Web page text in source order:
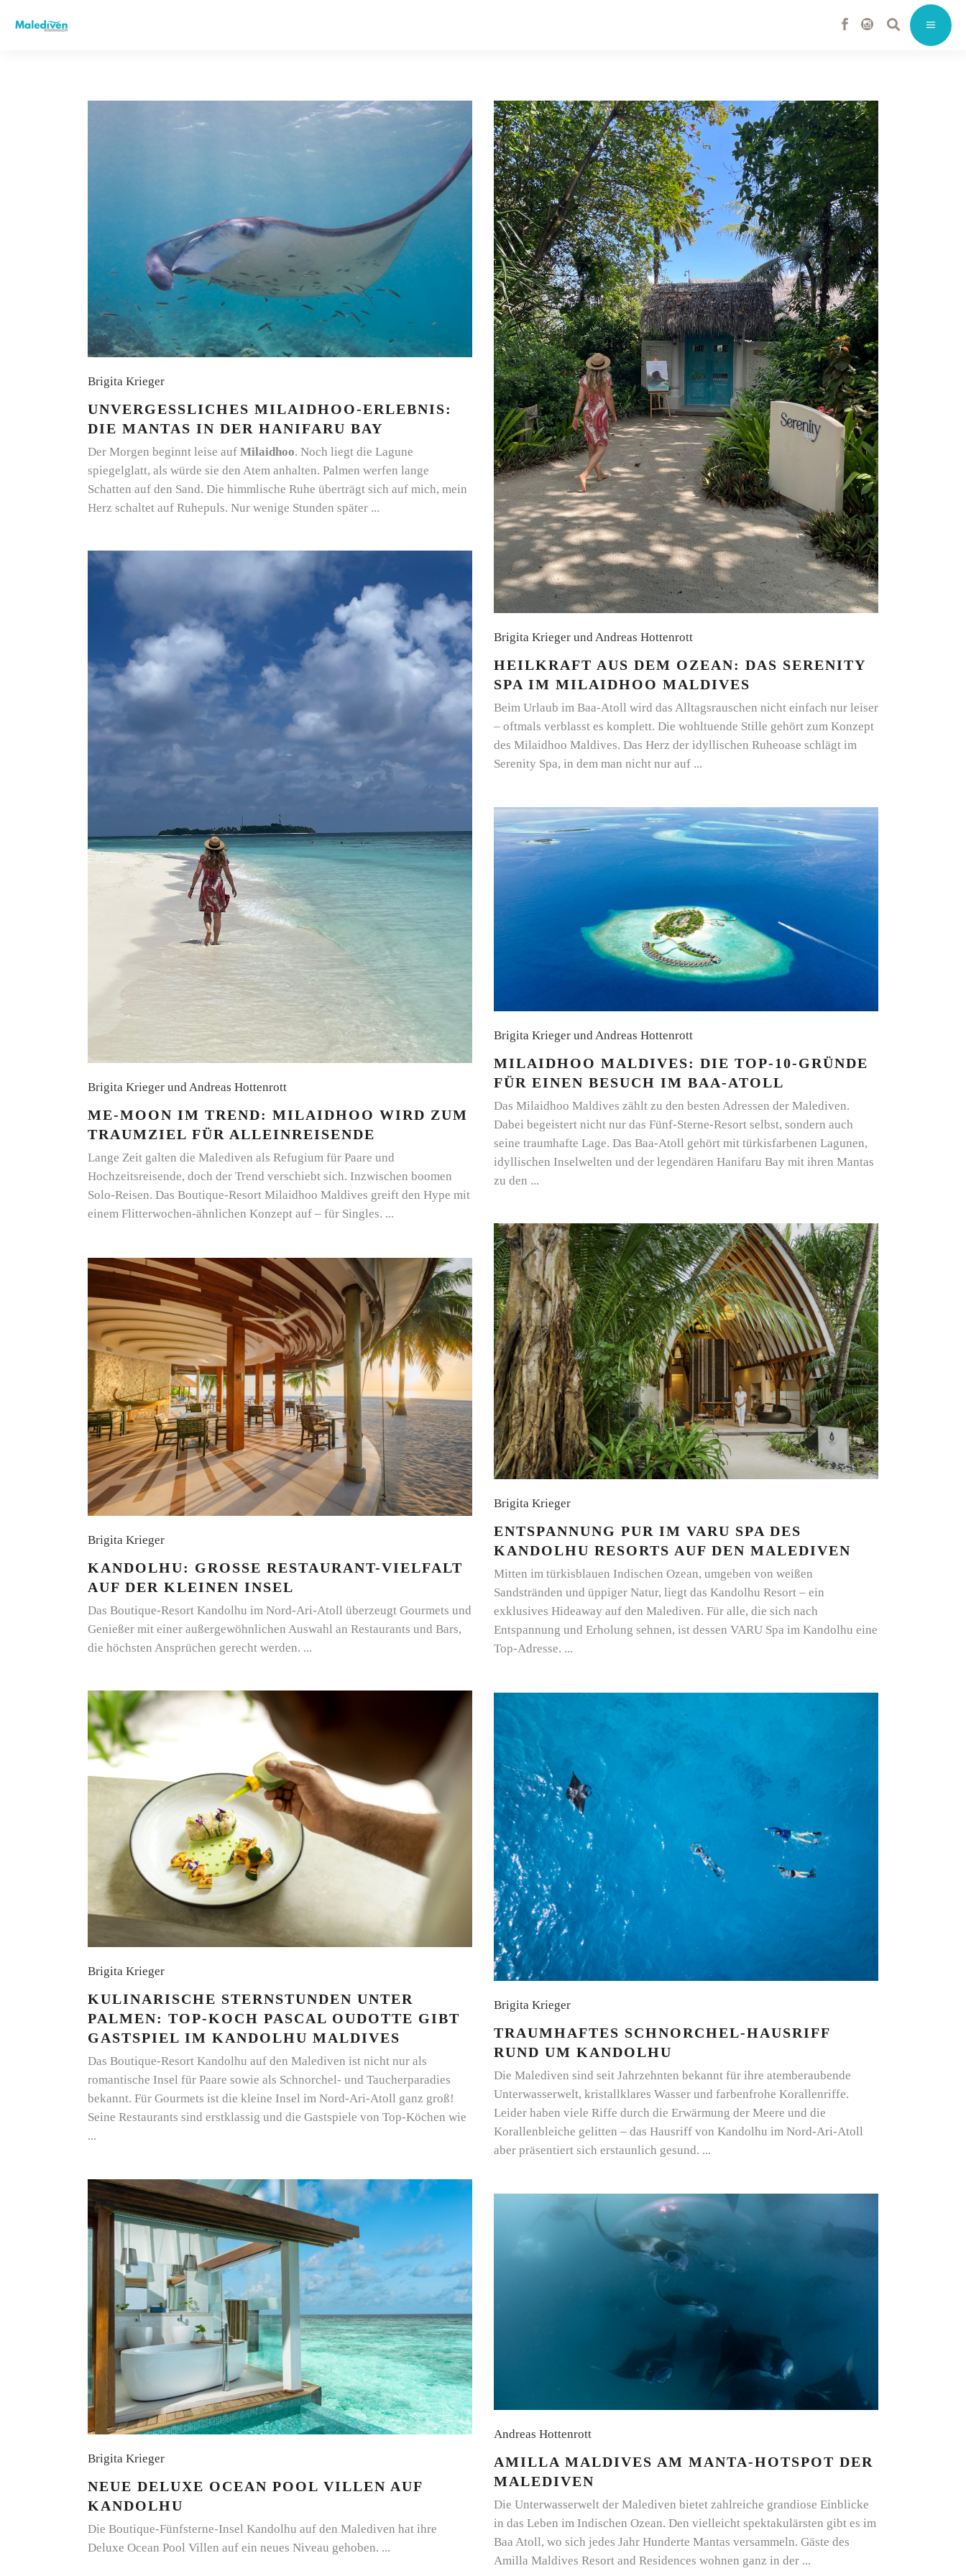
Brigita Krieger
UNVERGESSLICHES MILAIDHOO-ERLEBNIS:
DIE MANTAS IN DER HANIFARU BAY
Der Morgen beginnt leise auf Milaidhoo. Noch liegt die Lagune
spiegelglatt, als würde sie den Atem anhalten. Palmen werfen lange
Schatten auf den Sand. Die himmlische Ruhe überträgt sich auf mich, mein
Herz schaltet auf Ruhepuls. Nur wenige Stunden später
Brigita Krieger und Andreas Hottenrott
HEILKRAFT AUS DEM OZEAN: DAS SERENITY
SPA IM MILAIDHOO MALDIVES
Beim Urlaub im Baa-Atoll wird das Alltagsrauschen nicht einfach nur leiser
– oftmals verblasst es komplett. Die wohltuende Stille gehört zum Konzept
des Milaidhoo Maldives. Das Herz der idyllischen Ruheoase schlägt im
Serenity Spa, in dem man nicht nur auf
Brigita Krieger und Andreas Hottenrott
ME-MOON IM TREND: MILAIDHOO WIRD ZUM
TRAUMZIEL FÜR ALLEINREISENDE
Lange Zeit galten die Malediven als Refugium für Paare und
Hochzeitsreisende, doch der Trend verschiebt sich. Inzwischen boomen
Solo-Reisen. Das Boutique-Resort Milaidhoo Maldives greift den Hype mit
einem Flitterwochen-ähnlichen Konzept auf – für Singles.
Brigita Krieger und Andreas Hottenrott
MILAIDHOO MALDIVES: DIE TOP-10-GRÜNDE
FÜR EINEN BESUCH IM BAA-ATOLL
Das Milaidhoo Maldives zählt zu den besten Adressen der Malediven.
Dabei begeistert nicht nur das Fünf-Sterne-Resort selbst, sondern auch
seine traumhafte Lage. Das Baa-Atoll gehört mit türkisfarbenen Lagunen,
idyllischen Inselwelten und der legendären Hanifaru Bay mit ihren Mantas
zu den
Brigita Krieger
ENTSPANNUNG PUR IM VARU SPA DES
KANDOLHU RESORTS AUF DEN MALEDIVEN
Mitten im türkisblauen Indischen Ozean, umgeben von weißen
Sandstränden und üppiger Natur, liegt das Kandolhu Resort – ein
exklusives Hideaway auf den Malediven. Für alle, die sich nach
Entspannung und Erholung sehnen, ist dessen VARU Spa im Kandolhu eine
Top-Adresse.
Brigita Krieger
KANDOLHU: GROSSE RESTAURANT-VIELFALT A
UF DER KLEINEN INSEL
Das Boutique-Resort Kandolhu im Nord-Ari-Atoll überzeugt Gourmets und
Genießer mit einer außergewöhnlichen Auswahl an Restaurants und Bars,
die höchsten Ansprüchen gerecht werden.
Brigita Krieger
KULINARISCHE STERNSTUNDEN UNTER
PALMEN: TOP-KOCH PASCAL OUDOTTE GIBT
GASTSPIEL IM KANDOLHU MALDIVES
Das Boutique-Resort Kandolhu auf den Malediven ist nicht nur als
romantische Insel für Paare sowie als Schnorchel- und Taucherparadies
bekannt. Für Gourmets ist die kleine Insel im Nord-Ari-Atoll ganz groß!
Seine Restaurants sind erstklassig und die Gastspiele von Top-Köchen wie
Brigita Krieger
TRAUMHAFTES SCHNORCHEL-HAUSRIFF
RUND UM KANDOLHU
Die Malediven sind seit Jahrzehnten bekannt für ihre atemberaubende
Unterwasserwelt, kristallklares Wasser und farbenfrohe Korallenriffe.
Leider haben viele Riffe durch die Erwärmung der Meere und die
Korallenbleiche gelitten – das Hausriff von Kandolhu im Nord-Ari-Atoll
aber präsentiert sich erstaunlich gesund.
Brigita Krieger
NEUE DELUXE OCEAN POOL VILLEN AUF
KANDOLHU
Die Boutique-Fünfsterne-Insel Kandolhu auf den Malediven hat ihre
Deluxe Ocean Pool Villen auf ein neues Niveau gehoben.
Andreas Hottenrott
AMILLA MALDIVES AM MANTA-HOTSPOT DER
MALEDIVEN
Die Unterwasserwelt der Malediven bietet zahlreiche grandiose Einblicke
in das Leben im Indischen Ozean. Den vielleicht spektakulärsten gibt es im
Baa Atoll, wo sich jedes Jahr Hunderte Mantas versammeln. Gäste des
Amilla Maldives Resort and Residences wohnen ganz in der